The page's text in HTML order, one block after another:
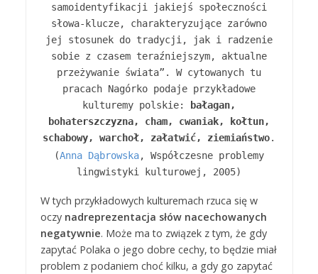
samoidentyfikacji jakiejś społeczności
słowa-klucze, charakteryzujące zarówno
jej stosunek do tradycji, jak i radzenie
sobie z czasem teraźniejszym, aktualne
przeżywanie świata”. W cytowanych tu
pracach Nagórko podaje przykładowe
kulturemy polskie: bałagan,
bohaterszczyzna, cham, cwaniak, kołtun,
schabowy, warchoł, załatwić, ziemiaństwo.
(Anna Dąbrowska, Współczesne problemy
lingwistyki kulturowej, 2005)
W tych przykładowych kulturemach rzuca się w
oczy nadreprezentacja słów nacechowanych
negatywnie. Może ma to związek z tym, że gdy
zapytać Polaka o jego dobre cechy, to będzie miał
problem z podaniem choć kilku, a gdy go zapytać